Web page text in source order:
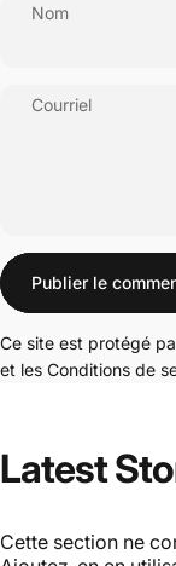
Nom
Courriel
Message
Publier le
Ce site est protégé
et les Conditions de
Latest
Cette section ne